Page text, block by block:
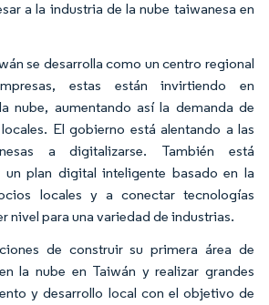
a la industria de la nube taiwanesa en
se desarrolla como un centro regional
estas están invirtiendo en
nube, aumentando así la demanda de
El gobierno está alentando a las
a digitalizarse. También está
plan digital inteligente basado en la
locales y a conectar tecnologías
nivel para una variedad de industrias.
de construir su primera área de
la nube en Taiwán y realizar grandes
y desarrollo local con el objetivo de